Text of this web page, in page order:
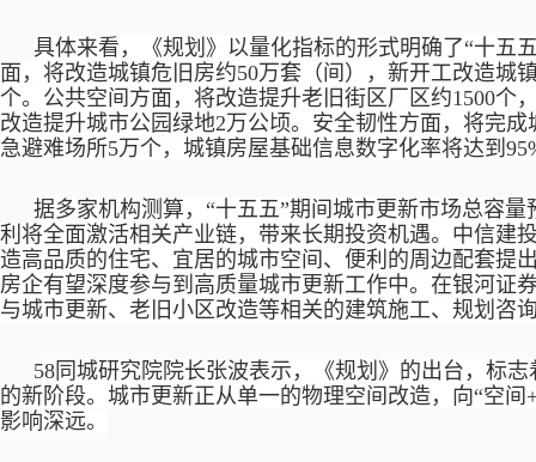
具体来看，《规划》以量化指标的形式明确了“十五
面，将改造城镇危旧房约50万套（间），新开工改造城
个。公共空间方面，将改造提升老旧街区厂区约1500个
改造提升城市公园绿地2万公顷。安全韧性方面，将完
急避难场所5万个，城镇房屋基础信息数字化率将达到
据多家机构测算， “十五五”期间城市更新市场总容
利将全面激活相关产业链，带来长期投资机遇。中信建
造高品质的住宅、宜居的城市空间、便利的周边配套提
房企有望深度参与到高质量城市更新工作中。在银河证
与城市更新、老旧小区改造等相关的建筑施工、规划咨
58同城研究院院长张波表示，《规划》的出台，标
的新阶段。城市更新正从单一的物理空间改造，向“空
影响深远。